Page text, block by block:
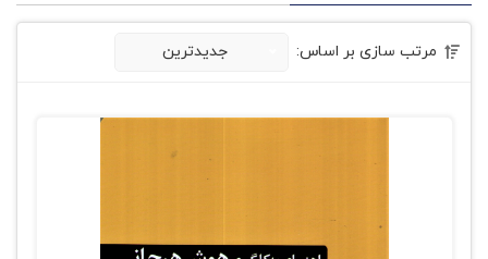
مرتب سازی بر اساس: جدیدترین